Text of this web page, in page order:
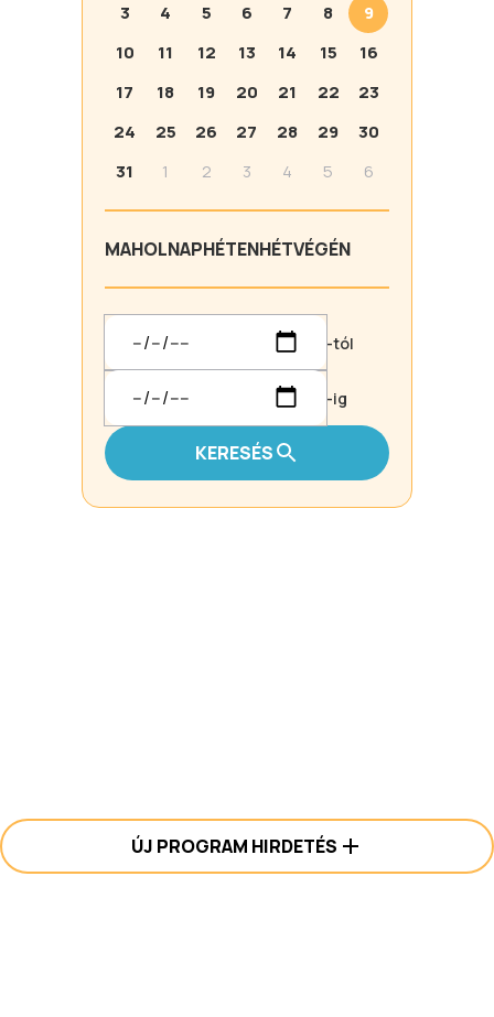
3
4 5 6 7 8
9
10
11 12 13 14 15
16
17
18 19 20 21 22
23
24
25 26 27 28 29
30
31
1 2 3 4 5 6
MAHOLNAPHÉTENHÉTVÉGÉN
-tól
-ig
KERESÉS
ÚJ PROGRAM HIRDETÉS